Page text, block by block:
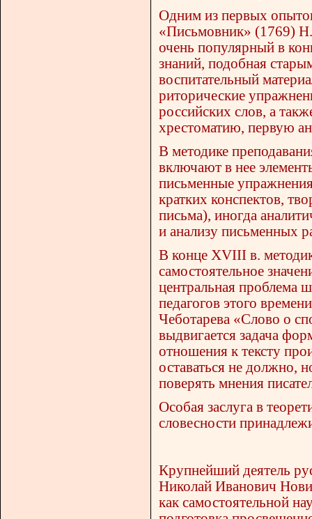
Одним из первых
«Письмовник» (1769)
очень популярный в
знаний, подобная
воспитательный
риторические
российских слов, а
хрестоматию, первую
В методике
включают в нее
письменные
кратких конспектов,
письма), иногда
и анализу письменных
В конце XVIII в.
самостоятельное
центральная проблема
педагогов этого
Чеботарева «Слово о
выдвигается задача
отношения к тексту
оставаться не должно,
поверять мнения
Особая заслуга в
словесности
Крупнейший деятель
Николай Иванович
как самостоятельной